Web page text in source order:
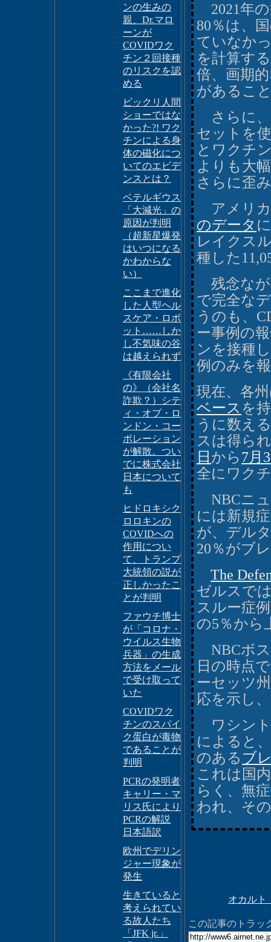
ンの生みの
親、Dr.マロ
ーンが
COVIDワク
チン２回接種
のリスクを認
める
ビックリ人間
ショーではな
かった?! ワク
チンによる身
体の磁化につ
いてのエビデ
ンスとは？
ベテルギウス
「大減光」の
原因が判明
（超新星爆発
はいつになる
かわからな
い）
ここまで進化
した人型ヘル
スケア・ロボ
ット……しか
し不気味の谷
は越えられず
《有限会社
の》（会社名
詐欺？）シテ
ィ・オブ・ロ
ンドン・コー
ポレーション
が解散。つい
でに株式会社
日本について
も
ヒドロキシク
ロロキンの
COVIDへの
作用につい
て、トランプ
大統領の説が
正しかったこ
とが判明
ファウチ博士
が「コロナ・
ウイルス生物
兵器」の生成
方法をメール
で受け取って
いた
COVIDワク
チンのスパイ
ク蛋白が毒物
であることが
判明
PCRの発明者
キャリー・マ
リス氏により
PCRの解説
日本語訳
欧州でデリン
ジャー現象が
発生
生きていると
考えられてい
る故人たち
「JFK jr.」
2021年の
80％は、
ていなか
を計算す
倍、画期
があるこ
さらに、
セットを
とワクチ
よりも大
さらに歪
アメリカ
のデータ
レイクス
種した
残念なが
で完全な
うのも、
ー事例の
ンを接種
例のみを
現在、各
ベース を
うに数え
スは得ら
日 から7月
全にワク
NBCニュ
には新規
が、デル
20％がブ
The
ゼルスで
スルー症
の5％から
NBCボス
日の時点
ーセッツ
応を示し
ワシント
によると
のある ブ
これは国
らく、無
われ、そ
オカルト
この記事のトラッ